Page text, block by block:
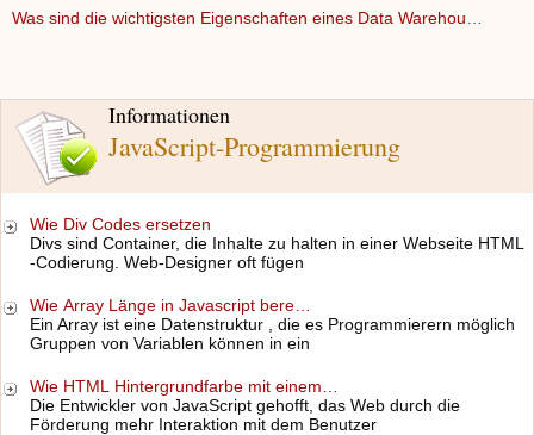
Informationen
JavaScript-Programmierung
Wie Div Codes ersetzen
Divs sind Container, die Inhalte zu halten in einer Webseite HTML
-Codierung. Web-Designer oft fügen
Wie Array Länge in Javascript bere…
Ein Array ist eine Datenstruktur , die es Programmierern möglich
Gruppen von Variablen können in ein
Wie HTML Hintergrundfarbe mit einem…
Die Entwickler von JavaScript gehofft, das Web durch die
Förderung mehr Interaktion mit dem Benutzer